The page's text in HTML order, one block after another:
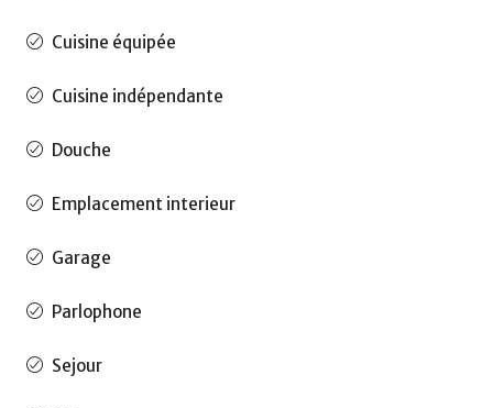
Cuisine équipée
Cuisine indépendante
Douche
Emplacement interieur
Garage
Parlophone
Sejour